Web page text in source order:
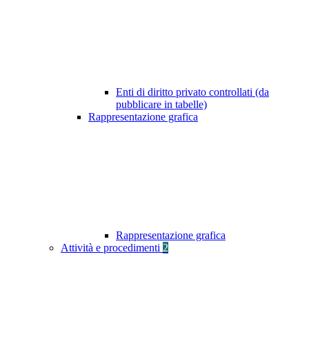
Enti di diritto privato controllati (da
pubblicare in tabelle)
Rappresentazione grafica
Rappresentazione grafica
Attività e procedimenti 2